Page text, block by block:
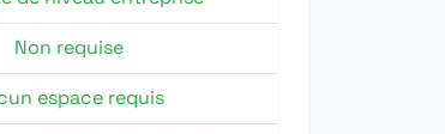
Non requise
espace requis